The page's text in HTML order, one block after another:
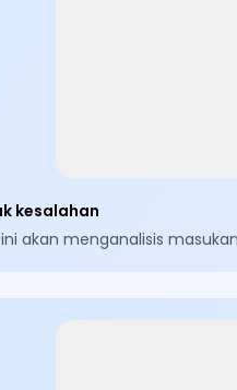
kesalahan
akan menganalisis